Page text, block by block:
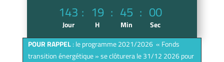
143
Jour
: 19
H
: 45
Min
: 00
Sec
POUR RAPPEL: le programme 2021/2026 « Fonds
transition énergétique » se clôturera le 31/12 2026 pour